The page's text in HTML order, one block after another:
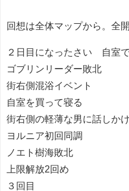
回想は全体マップから。全
２日目になったさい 自室
ゴブリンリーダー敗北
街右側混浴イベント
自室を買って寝る
街右側の軽薄な男に話しか
ヨルニア初回同調
ノエト樹海敗北
上限解放2回め
３回目